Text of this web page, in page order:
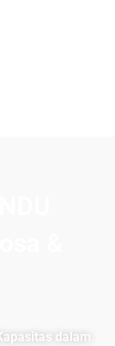
dalam